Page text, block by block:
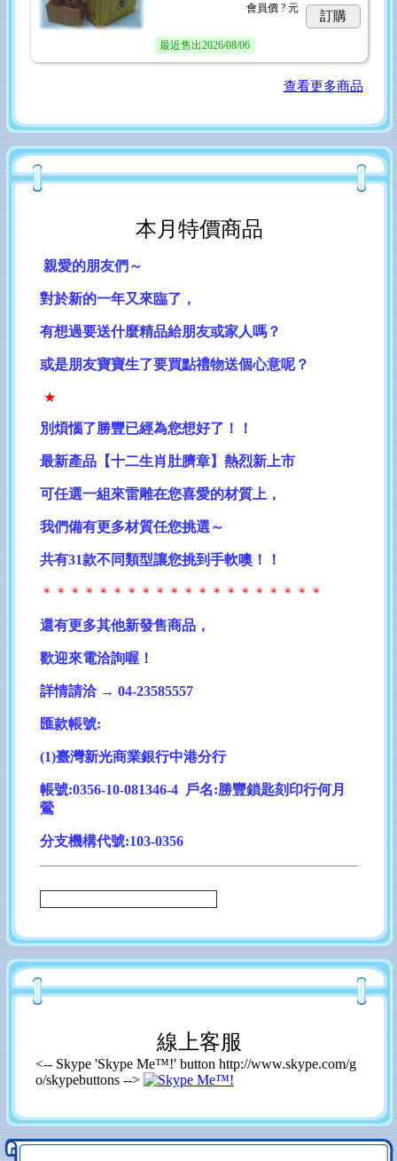
會員價? 元
訂購
最近售出2026/08/06
查看更多商品
本月特價商品
親愛的朋友們～
對於新的一年又來臨了，
有想過要送什麼精品給朋友或家人嗎？
或是朋友寶寶生了要買點禮物送個心意呢？
★
別煩惱了勝豐已經為您想好了！！
最新產品【十二生肖肚臍章】熱烈新上市
可任選一組來雷雕在您喜愛的材質上，
我們備有更多材質任您挑選～
共有31款不同類型讓您挑到手軟噢！！
＊ ＊＊＊＊＊＊＊＊＊＊＊＊＊＊＊＊＊＊＊
還有更多其他新發售商品，
歡迎來電洽詢喔！
詳情請洽 → 04-23585557
匯款帳號:
(1)臺灣新光商業銀行中港分行
帳號:0356-10-081346-4 戶名:勝豐鎖匙刻印行何月
鶯
分支機構代號:103-0356
線上客服
<-- Skype 'Skype Me™!' button http://www.skype.com/g
o/skypebuttons -->
本印材批發網只接受同業，凡是【刻印行】、【刻印
社】、【鎖匙店】都可以加入會員～
加入會員請【務必填寫店名】才可以加速審核噢！！